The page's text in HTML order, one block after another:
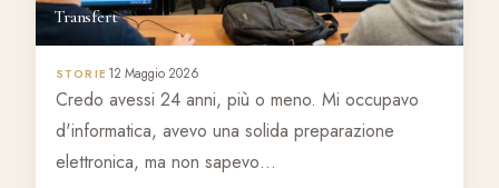
Transfert
STORIE 12 Maggio 2026
Credo avessi 24 anni, più o meno. Mi occupavo
d'informatica, avevo una solida preparazione
elettronica, ma non sapevo…